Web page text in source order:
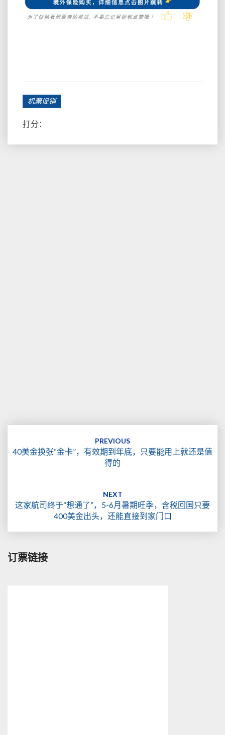
机票促销
打分：
PREVIOUS
40美金换张“金卡”，有效期到年底，只要能用上就还是值
得的
NEXT
这家航司终于“想通了”，5-6月暑期旺季，含税回国只要
400美金出头，还能直接到家门口
订票链接